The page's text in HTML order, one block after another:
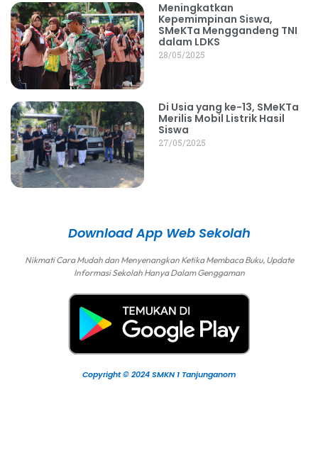
Meningkatkan
Kepemimpinan Siswa,
SMeKTa Menggandeng TNI
dalam LDKS
28/05/2025
Di Usia yang ke-13, SMeKTa
Merilis Mobil Listrik Hasil
Siswa
27/05/2025
Download App Web Sekolah
Nikmati Cara Mudah dan Menyenangkan Ketika Membaca Buku, Update
Informasi Sekolah Hanya Dalam Genggaman
Copyright © 2024 SMKN 1 Tanjunganom